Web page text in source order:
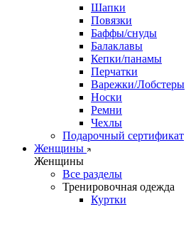
Шапки
Повязки
Баффы/снуды
Балаклавы
Кепки/панамы
Перчатки
Варежки/Лобстеры
Носки
Ремни
Чехлы
Подарочный сертификат
Женщины
Женщины
Все разделы
Тренировочная одежда
Куртки